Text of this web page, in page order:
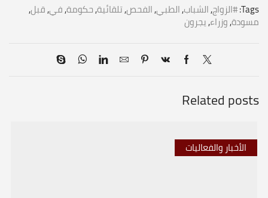
Tags: #الزواج,الشباب,الطبي,الفحص,تلقائية,حكومة,في,قبل,
مسودة,وزراء,يجرون
Related posts
الأخبار والفعاليات